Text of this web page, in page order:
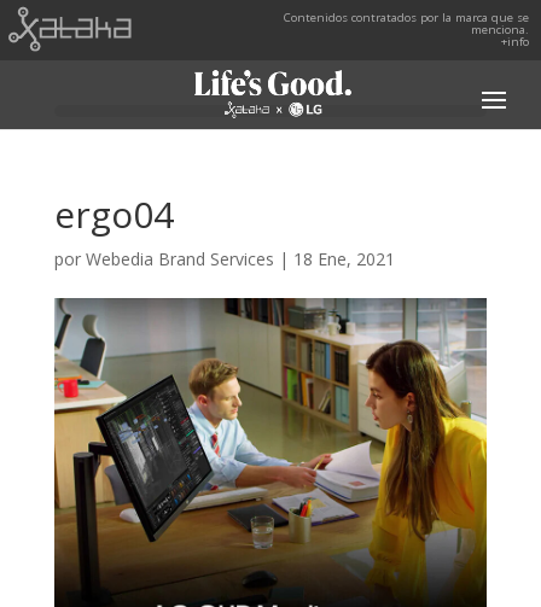
Contenidos contratados por la marca que se
menciona.
+info
ergo04
por Webedia Brand Services | 18 Ene, 2021